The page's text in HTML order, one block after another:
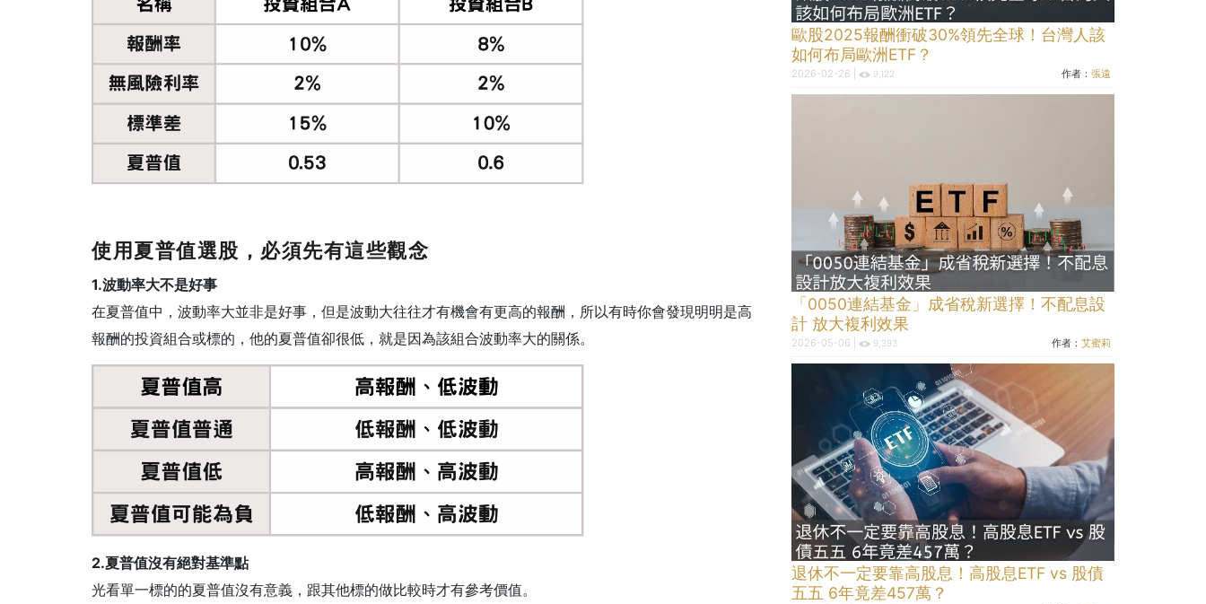
使用夏普值選股，必須先有這些觀念
1.波動率大不是好事
在夏普值中，波動率大並非是好事，但是波動大往往才有機會有更高的報酬，所以有時你會發現明明是高
報酬的投資組合或標的，他的夏普值卻很低，就是因為該組合波動率大的關係。
2.夏普值沒有絕對基準點
光看單一標的的夏普值沒有意義，跟其他標的做比較時才有參考價值。
歐股2025報酬衝破30%領先全球！台灣人該
如何布局歐洲ETF？
2026-02-26 | 9,122 作者：張遠
「0050連結基金」成省稅新選擇！不配息設
計 放大複利效果
2026-05-06 | 9,393 作者：艾蜜莉
退休不一定要靠高股息！高股息ETF vs 股債
五五 6年竟差457萬？